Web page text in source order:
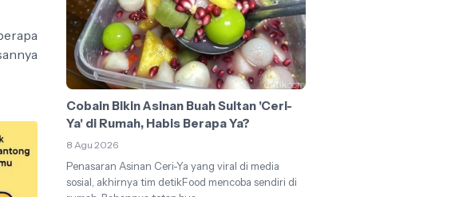
Cobain Bikin Asinan Buah Sultan 'Ceri-
Ya' di Rumah, Habis Berapa Ya?
8 Agu 2026
Penasaran Asinan Ceri-Ya yang viral di media
sosial, akhirnya tim detikFood mencoba sendiri di